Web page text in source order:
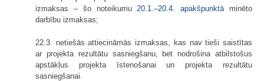
izmaksas – šo noteikumu 20.1.–20.4. apakšpunktā minēto
darbību izmaksas;
22.3. netiešās attiecināmās izmaksas, kas nav tieši saistītas
ar projekta rezultātu sasniegšanu, bet nodrošina atbilstošus
apstākļus projekta īstenošanai un projekta rezultātu
sasniegšanai.